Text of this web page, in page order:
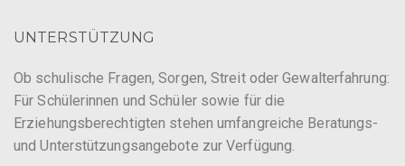
UNTERSTÜTZUNG
Ob schulische Fragen, Sorgen, Streit oder Gewalterfahrung:
Für Schülerinnen und Schüler sowie für die
Erziehungsberechtigten stehen umfangreiche Beratungs-
und Unterstützungsangebote zur Verfügung.